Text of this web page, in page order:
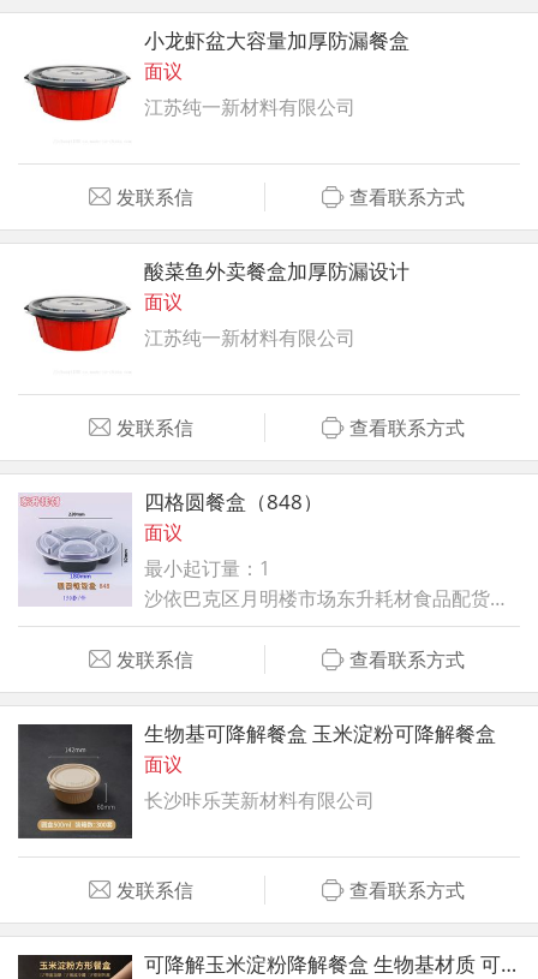
小龙虾盆大容量加厚防漏餐盒
面议
江苏纯一新材料有限公司
发联系信 查看联系方式
酸菜鱼外卖餐盒加厚防漏设计
面议
江苏纯一新材料有限公司
发联系信 查看联系方式
四格圆餐盒（848）
面议
最小起订量：1
沙依巴克区月明楼市场东升耗材食品配货中心
发联系信 查看联系方式
生物基可降解餐盒 玉米淀粉可降解餐盒
面议
长沙咔乐芙新材料有限公司
发联系信 查看联系方式
可降解玉米淀粉降解餐盒 生物基材质 可进微波炉